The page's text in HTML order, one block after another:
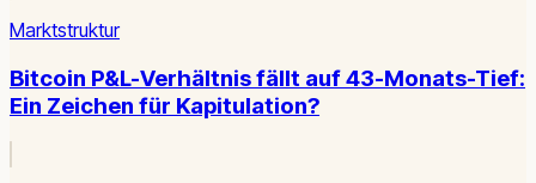
Marktstruktur
Bitcoin P&L-Verhältnis fällt auf 43-Monats-Tief:
Ein Zeichen für Kapitulation?